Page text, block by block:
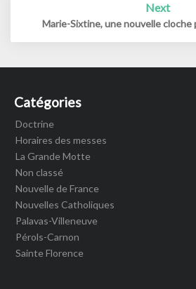
Next
Marie-Sixtine, une nouvelle cloche
Catégories
Doctrine
Horaires des messes
La Grande Motte
Non classé
Nouvelle de France
Nouvelles Catholiques
Palavas-Villeneuve
Pérols-Carnon
Sainte Florence